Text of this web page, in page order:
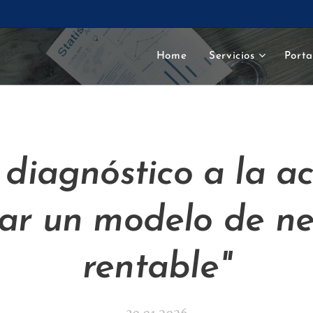
Home Servicios
a la
un modelo de
rentable"